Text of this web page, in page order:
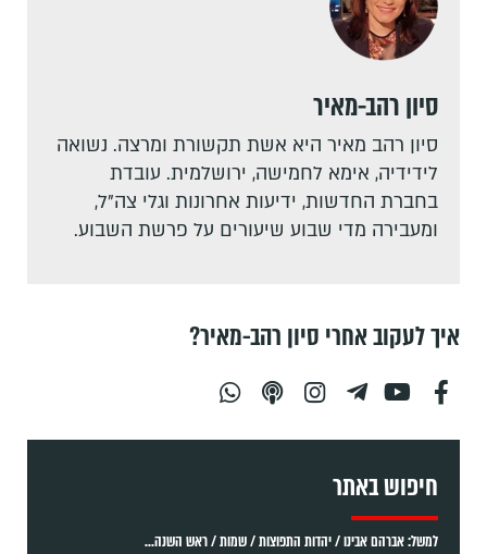
סיון רהב-מאיר
סיון רהב מאיר היא אשת תקשורת ומרצה. נשואה
לידידיה, אימא לחמישה, ירושלמית. עובדת
בחברת החדשות, ידיעות אחרונות וגלי צה"ל,
ומעבירה מדי שבוע שיעורים על פרשת השבוע.
איך לעקוב אחרי סיון רהב-מאיר?
חיפוש באתר
למשל: אברהם אבינו / יהדות התפוצות / שמות / ראש השנה...